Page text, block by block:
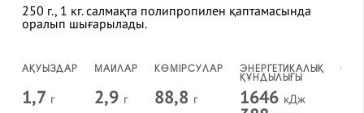
250 г., 1 кг. салмақта полипропилен қаптамасында
оралып шығарылады.
АҚУЫЗДАР МАЙЛАР КӨМІРСУЛАР ЭНЕРГЕТИКАЛЫҚ
ҚҰНДЫЛЫҒЫ
1,7 г 2,9 г 88,8 г 1646 кДж